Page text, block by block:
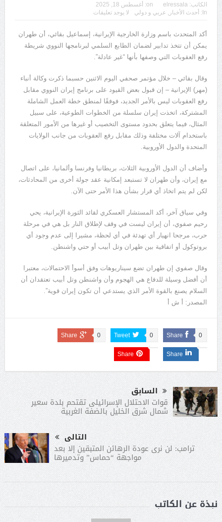
الكاتب: elressala
on:
أغسطس 18, 2025
In:
أحدث الأخبار عربي و دولي لا يوجد تعليقات
أكد المتحدث باسم وزارة الخارجية الإيرانية، إسماعيل بقائي، أن طهران
يمكن أن تتخذ تدابير لضمان الطابع السلمي لبرنامجها النووي شريطة
رفع العقوبات التي وصفها بأنها “غير عادلة”.
وقال بقائي – خلال مؤتمر صحفي اليوم الاثنين حسبما ذكرت وكالة أنباء
(مهر) الإيرانية – إن قبول بعض القيود على برنامج إيران النووي مقابل
رفع العقوبات ليس بالأمر الجديد، فوفقًا لمنطق خطة العمل الشاملة
المشتركة، اتخذت إيران سلسلة من الخطوات الطوعية، على سبيل
المثال، فيما يتعلق بحدود مستوى التخصيب أو غيرها من الأمور المتعلقة
باستخدام آلات مختلفة وذلك مقابل رفع العقوبات من جانب الولايات
المتحدة والدول الأوروبية.
وأضاف أن الدول الأوروبية الثلاث، بريطانيا وفرنسا وألمانيا، على اتصال
مع إيران، وأن طهران لا تستبعد إمكانية عقد جولة أخرى من المحادثات،
لكن لم يتم اتخاذ أي قرار بشأن هذا الأمر حتى الآن.
وفي سياق آخر، أكد المستشار العسكري لقائد الثورة الإيرانية، يحي
رحيم صفوي، أن إيران ليست في وقف لإطلاق النار بل هي في مرحلة
حرب، مرجحا انهيار أي تهدئة في أي لحظة، مشيرا إلى عدم وجود أي
بروتوكول أو اتفاقية بين طهران وتل أبيب أو حتي واشنطن.
وقال صفوي إن طهران تضع سيناريوهات وفق أسوأ الاحتمالات، معتبرا
أن أفضل وسيلة للدفاع هي الهجوم وأن واشنطن وتل أبيب تعتقدان أن
السلام يصنع بالقوة الأمر الذي يستدعي أن تكون إيران قوية”.
المصدر: أ ش أ
Share 0
Tweet 0
Share 0
Share
Share
السابق
قوات الاحتلال الإسرائيلى تقتحم بلدة سعير
شمال شرق الخليل بالضفة الغربية
التالى
ترامب: لن نرى عودة الرهائن المتبقين إلا بعد
مواجهة “حماس” وتدميرها
نبذة عن الكاتب